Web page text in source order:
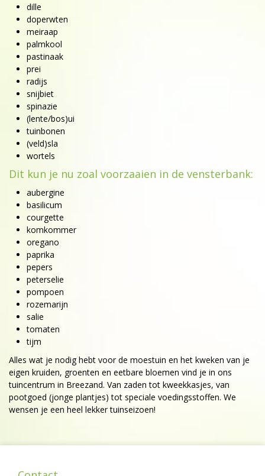
dille
doperwten
meiraap
palmkool
pastinaak
prei
radijs
snijbiet
spinazie
(lente/bos)ui
tuinbonen
(veld)sla
wortels
Dit kun je nu zoal voorzaaien in de vensterbank:
aubergine
basilicum
courgette
komkommer
oregano
paprika
pepers
peterselie
pompoen
rozemarijn
salie
tomaten
tijm
Alles wat je nodig hebt voor de moestuin en het kweken van je
eigen kruiden, groenten en eetbare bloemen vind je in ons
tuincentrum in Breezand. Van zaden tot kweekkasjes, van
pootgoed (jonge plantjes) tot speciale voedingsstoffen. We
wensen je een heel lekker tuinseizoen!